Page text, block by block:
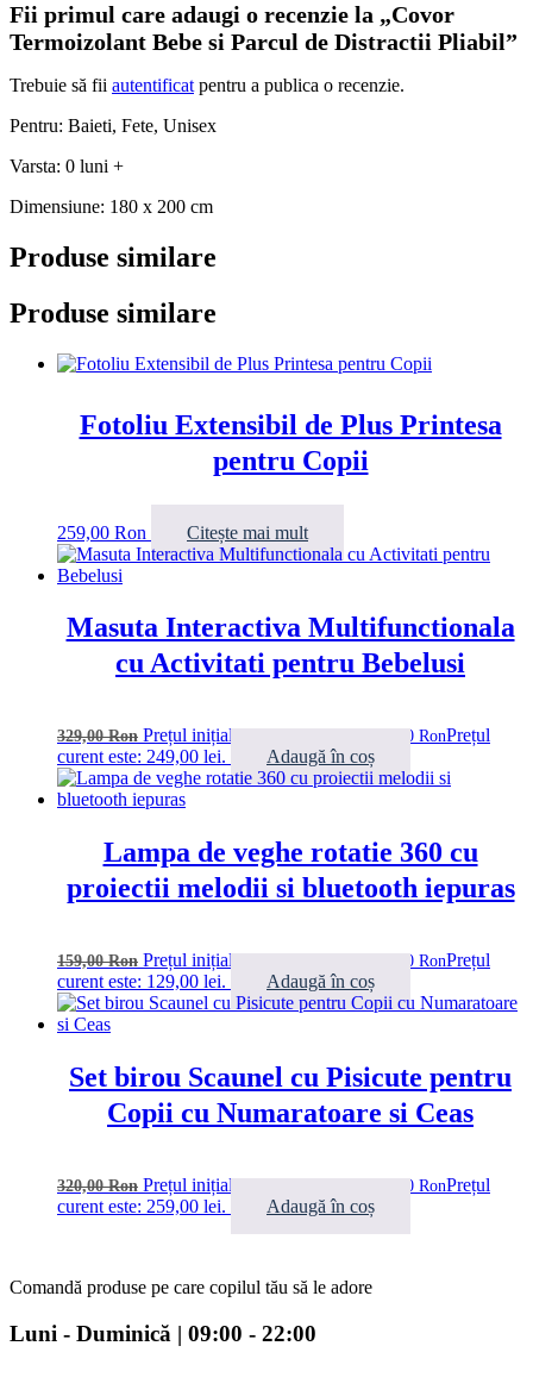
Fii primul care adaugi o recenzie la „Covor
Termoizolant Bebe si Parcul de Distractii Pliabil”
Trebuie să fii autentificat pentru a publica o recenzie.
Pentru: Baieti, Fete, Unisex
Varsta: 0 luni +
Dimensiune: 180 x 200 cm
Produse similare
Produse similare
Fotoliu Extensibil de Plus Printesa
pentru Copii
259,00 Ron Citește mai mult
Masuta Interactiva Multifunctionala
cu Activitati pentru Bebelusi
329,00Ron Prețul inițial a fost: 329,00 lei. 249,00 RonPrețul
curent este: 249,00 lei.
Adaugă în coș
Lampa de veghe rotatie 360 cu
proiectii melodii si bluetooth iepuras
159,00Ron Prețul inițial a fost: 159,00 lei. 129,00 RonPrețul
curent este: 129,00 lei.
Adaugă în coș
Set birou Scaunel cu Pisicute pentru
Copii cu Numaratoare si Ceas
320,00Ron Prețul inițial a fost: 320,00 lei. 259,00 RonPrețul
curent este: 259,00 lei.
Adaugă în coș
Comandă produse pe care copilul tău să le adore
Luni - Duminică | 09:00 - 22:00